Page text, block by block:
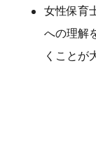
女性保育
への理解
くことが